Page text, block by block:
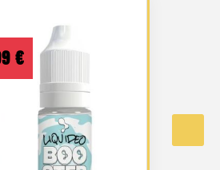
€
Plage
de
prix :
1,29 €